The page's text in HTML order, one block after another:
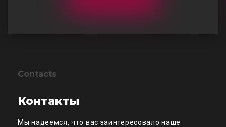
Contacts
Контакты
Мы надеемся, что вас заинтересовало наше